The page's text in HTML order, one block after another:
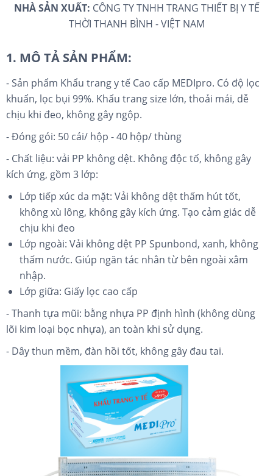
NHÀ SẢN XUẤT: CÔNG TY TNHH TRANG THIẾT BỊ Y TẾ
THỜI THANH BÌNH - VIỆT NAM
1. MÔ TẢ SẢN PHẨM:
- Sản phẩm Khẩu trang y tế Cao cấp MEDIpro. Có độ lọc
khuẩn, lọc bụi 99%. Khẩu trang size lớn, thoải mái, dễ
chịu khi đeo, không gây ngộp.
- Đóng gói: 50 cái/ hộp - 40 hộp/ thùng
- Chất liệu: vải PP không dệt. Không độc tố, không gây
kích ứng, gồm 3 lớp:
Lớp tiếp xúc da mặt: Vải không dệt thấm hút tốt,
không xù lông, không gây kích ứng. Tạo cảm giác dễ
chịu khi đeo
Lớp ngoài: Vải không dệt PP Spunbond, xanh, không
thấm nước. Giúp ngăn tác nhân từ bên ngoài xâm
nhập.
Lớp giữa: Giấy lọc cao cấp
- Thanh tựa mũi: bằng nhựa PP định hình (không dùng
lõi kim loại bọc nhựa), an toàn khi sử dụng.
- Dây thun mềm, đàn hồi tốt, không gây đau tai.